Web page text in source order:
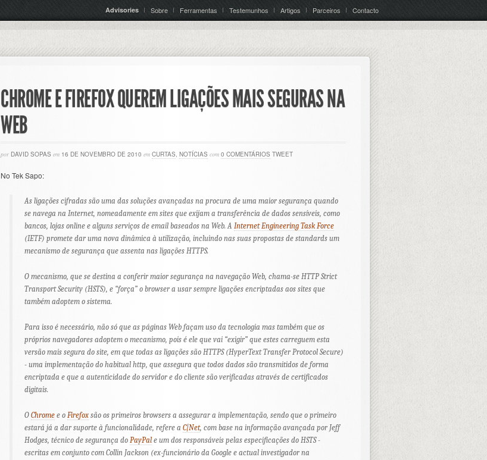
Advisories Sobre Ferramentas Testemunhos Artigos Parceiros Contacto
CHROME E FIREFOX QUEREM LIGAÇÕES MAIS SEGURAS NA
WEB
por DAVID SOPAS em 16 DE NOVEMBRO DE 2010 em CURTAS, NOTÍCIAS com 0 COMENTÁRIOS TWEET
No Tek Sapo:
As ligações cifradas são uma das soluções avançadas na procura de uma maior segurança quando
se navega na Internet, nomeadamente em sites que exijam a transferência de dados sensíveis, como
bancos, lojas online e alguns serviços de email baseados na Web. A Internet Engineering Task Force
(IETF) promete dar uma nova dinâmica à utilização, incluindo nas suas propostas de standards um
mecanismo de segurança que assenta nas ligações HTTPS.
O mecanismo, que se destina a conferir maior segurança na navegação Web, chama-se HTTP Strict
Transport Security (HSTS), e “força” o browser a usar sempre ligações encriptadas aos sites que
também adoptem o sistema.
Para isso é necessário, não só que as páginas Web façam uso da tecnologia mas também que os
próprios navegadores adoptem o mecanismo, pois é ele que vai “exigir” que estes carreguem esta
versão mais segura do site, em que todas as ligações são HTTPS (HyperText Transfer Protocol Secure)
- uma implementação do habitual http, que assegura que todos dados são transmitidos de forma
encriptada e que a autenticidade do servidor e do cliente são verificadas através de certificados
digitais.
O Chrome e o Firefox são os primeiros browsers a assegurar a implementação, sendo que o primeiro
estará já a dar suporte à funcionalidade, refere a C|Net, com base na informação avançada por Jeff
Hodges, técnico de segurança do PayPal e um dos responsáveis pelas especificações do HSTS -
escritas em conjunto com Collin Jackson (ex-funcionário da Google e actual investigador na